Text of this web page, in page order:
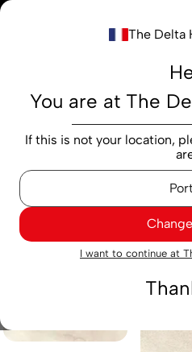
The Delta
You are at The
If this is not your location,
I want to continue at
Produits Marques
Boissons au
Exclusif